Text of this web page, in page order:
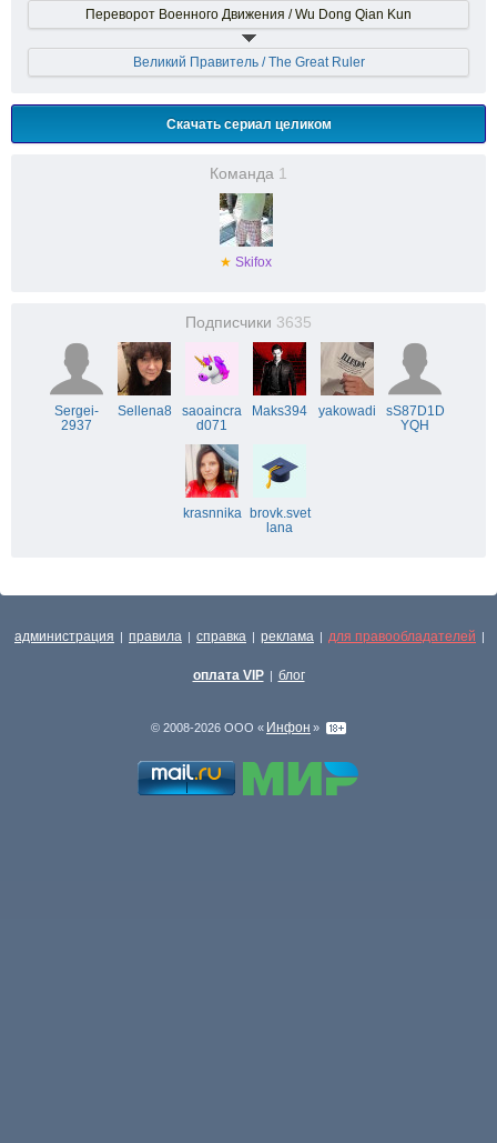
Переворот Военного Движения / Wu Dong Qian Kun
Великий Правитель / The Great Ruler
Скачать сериал целиком
Команда 1
★ Skifox
Подписчики 3635
Sergei-
2937
Sellena8
saoaincra
d071
Maks394 yakowadi
sS87D1D
YQH
krasnnika
brovk.svet
lana
администрация | правила | справка | реклама | для правообладателей |
оплата VIP | блог
© 2008-2026 ООО « Инфон »